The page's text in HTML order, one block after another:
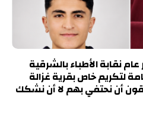
نقابة الأطباء بالشرقية
لتكريم خاص بقرية غزالة
أن نحتفي بهم لا أن نشكك